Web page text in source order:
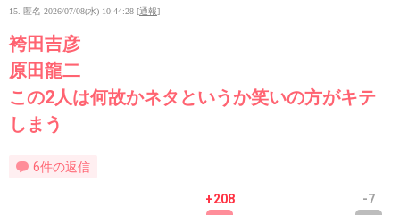
15. 匿名 2026/07/08(水) 10:44:28 [通報]
袴田吉彦
原田龍二
この2人は何故かネタというか笑いの方がキテ
しまう
6件の返信
+208 -7